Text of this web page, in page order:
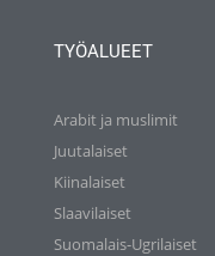
TYÖALUEET
Arabit ja muslimit
Juutalaiset
Kiinalaiset
Slaavilaiset
Suomalais-Ugrilaiset